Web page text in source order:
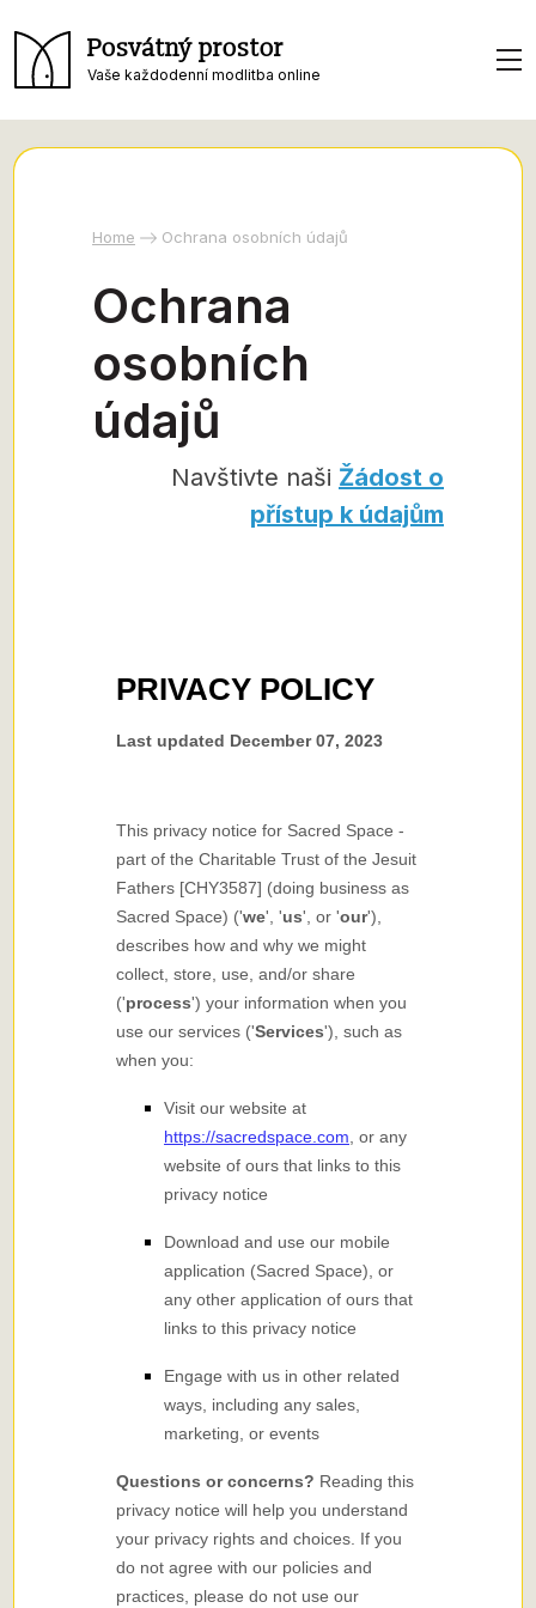
Posvátný prostor
Vaše každodenní modlitba online
Home Ochrana osobních údajů
Ochrana
osobních
údajů
Navštivte naši Žádost o
přístup k údajům